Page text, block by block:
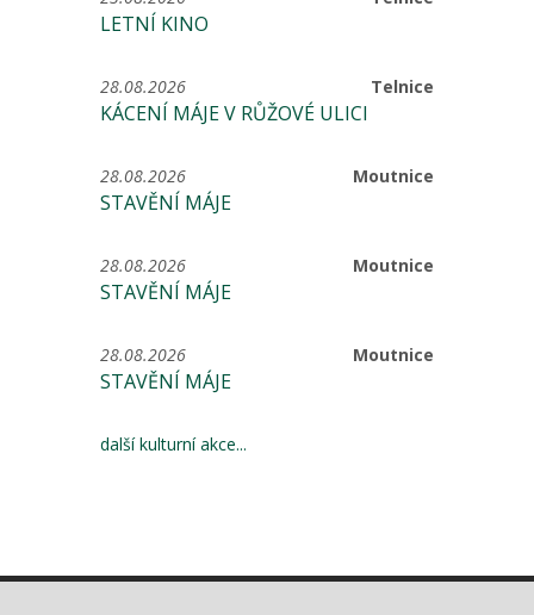
LETNÍ KINO
Telnice
28.08.2026
KÁCENÍ MÁJE V RŮŽOVÉ ULICI
Moutnice
28.08.2026
STAVĚNÍ MÁJE
Moutnice
28.08.2026
STAVĚNÍ MÁJE
Moutnice
28.08.2026
STAVĚNÍ MÁJE
další kulturní akce...